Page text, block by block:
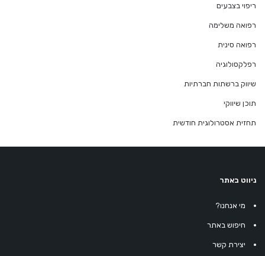
ריפוי בצבעים
רפואה משלימה
רפואה סינית
רפלקסולוגיה
שיווק ברשתות חברתיות
תוכן שיווקי
תחזית אסטרולוגית חודשית
ניווט באתר
מי אנחנו?
חיפוש באתר
יצירת קשר